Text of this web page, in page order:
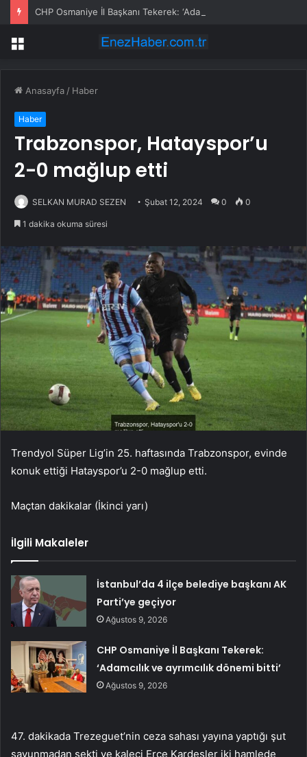
Menü
Anasayfa / Haber
Haber
Trabzonspor, Hatayspor’u
2-0 mağlup etti
SELKAN MURAD SEZEN Şubat 12, 2024 0 0
1 dakika okuma süresi
Trendyol Süper Lig’in 25. haftasında Trabzonspor, evinde
konuk ettiği Hatayspor’u 2-0 mağlup etti.
Maçtan dakikalar (İkinci yarı)
İlgili Makaleler
İstanbul’da 4 ilçe belediye başkanı AK
Parti’ye geçiyor
Ağustos 9, 2026
CHP Osmaniye İl Başkanı Tekerek:
‘Adamcılık ve ayrımcılık dönemi bitti’
Ağustos 9, 2026
47. dakikada Trezeguet’nin ceza sahası yayına yaptığı şut
savunmadan sekti ve kaleci Erce Kardeşler iki hamlede